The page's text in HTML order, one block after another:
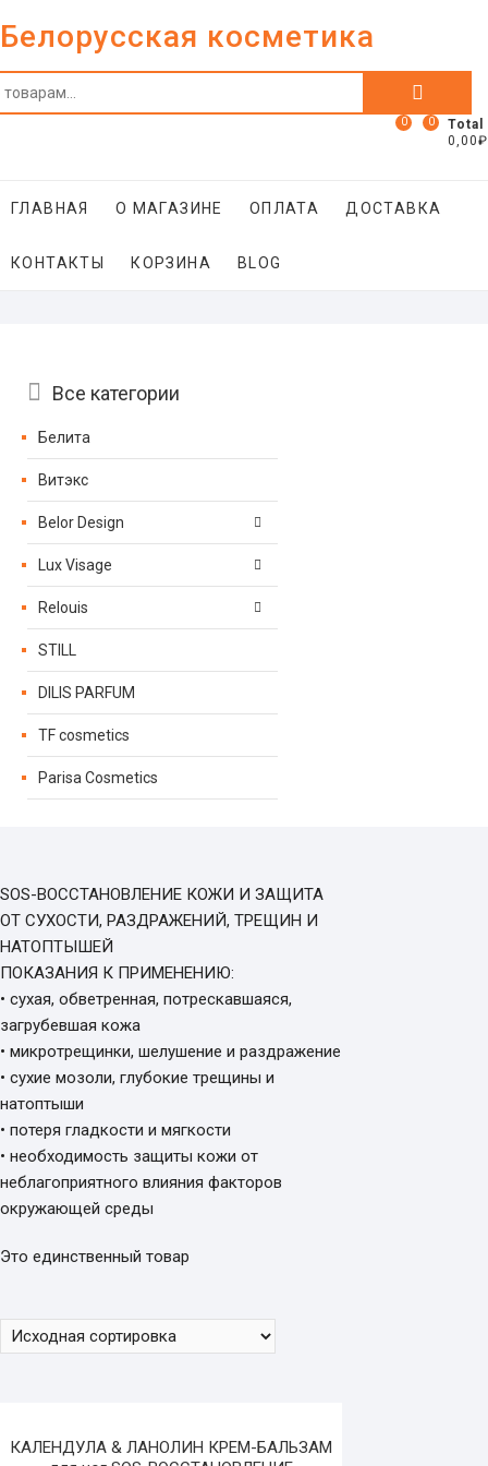
to
Белорусская косметика
Искать:
0
Total
0,00₽
0
ГЛАВНАЯ О МАГАЗИНЕ ОПЛАТА ДОСТАВКА
КОНТАКТЫ КОРЗИНА BLOG
Все категории
Белита
Витэкс
Belor Design
Lux Visage
Relouis
STILL
DILIS PARFUM
TF cosmetics
Parisa Cosmetics
SOS-ВОССТАНОВЛЕНИЕ КОЖИ И ЗАЩИТА
ОТ СУХОСТИ, РАЗДРАЖЕНИЙ, ТРЕЩИН И
НАТОПТЫШЕЙ
ПОКАЗАНИЯ К ПРИМЕНЕНИЮ:
• сухая, обветренная, потрескавшаяся,
загрубевшая кожа
• микротрещинки, шелушение и раздражение
• сухие мозоли, глубокие трещины и
натоптыши
• потеря гладкости и мягкости
• необходимость защиты кожи от
неблагоприятного влияния факторов
окружающей среды
Это единственный товар
КАЛЕНДУЛА & ЛАНОЛИН КРЕМ-БАЛЬЗАМ